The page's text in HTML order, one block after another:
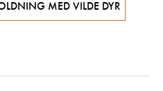
MED VILDE DYR